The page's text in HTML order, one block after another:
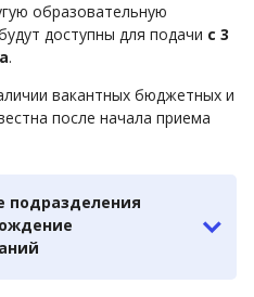
образовательную
доступны для подачи с 3
.
вакантных бюджетных и
после начала приема
подразделения